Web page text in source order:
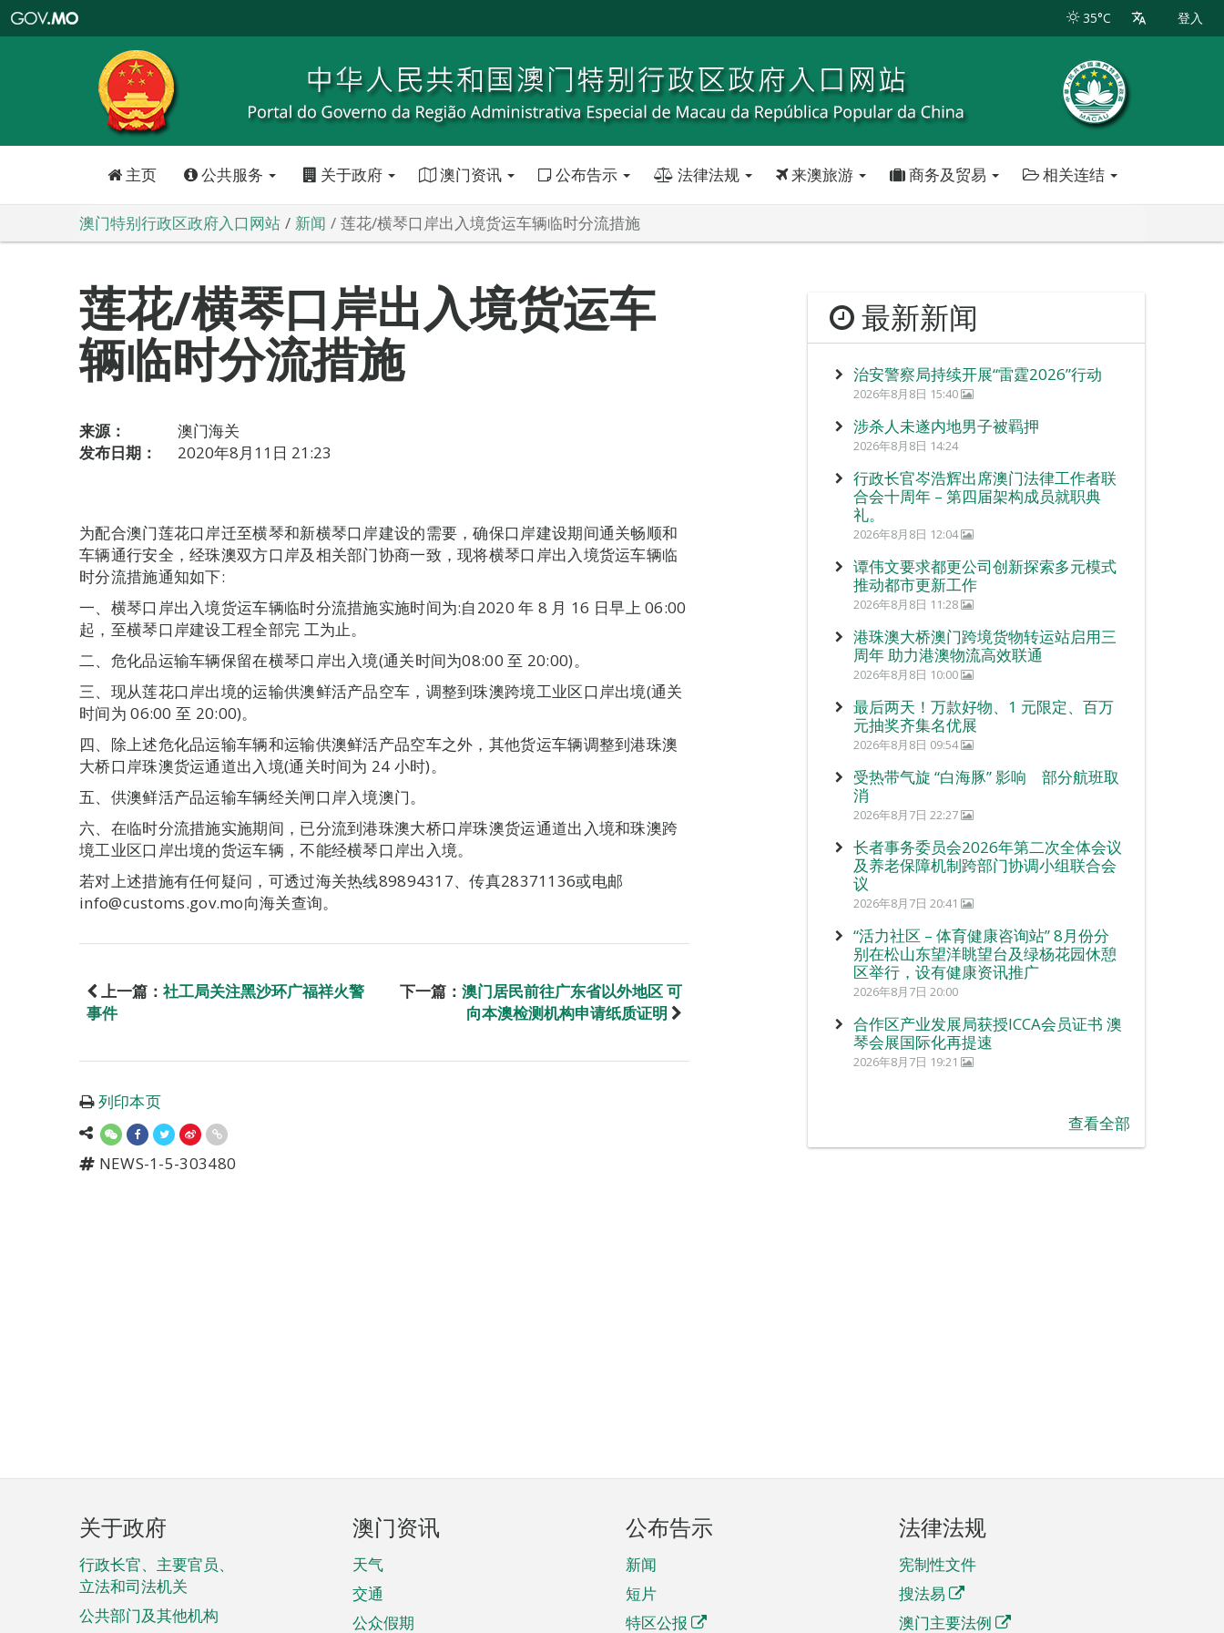
特
政
区
政
口
35°C 登入
主页 公共服务 关于政府 澳门资讯 公布告示 法律法规 来澳旅游 商务及贸易 相关连结
澳门特别行政区政府入口网站 新闻 莲花/横琴口岸出入境货运车辆临时分流措施
莲花/横琴口岸出入境货运车
辆临时分流措施
来源：
澳门海关
发布日期：
2020年8月11日 21:23
为配合澳门莲花口岸迁至横琴和新横琴口岸建设的需要，确保口岸建设期间通关畅顺和
车辆通行安全，经珠澳双方口岸及相关部门协商一致，现将横琴口岸出入境货运车辆临
时分流措施通知如下:
一、横琴口岸出入境货运车辆临时分流措施实施时间为:自2020 年 8 月 16 日早上 06:00
起，至横琴口岸建设工程全部完 工为止。
二、危化品运输车辆保留在横琴口岸出入境(通关时间为08:00 至 20:00)。
三、现从莲花口岸出境的运输供澳鲜活产品空车，调整到珠澳跨境工业区口岸出境(通关
时间为 06:00 至 20:00)。
四、除上述危化品运输车辆和运输供澳鲜活产品空车之外，其他货运车辆调整到港珠澳
大桥口岸珠澳货运通道出入境(通关时间为 24 小时)。
五、供澳鲜活产品运输车辆经关闸口岸入境澳门。
六、在临时分流措施实施期间，已分流到港珠澳大桥口岸珠澳货运通道出入境和珠澳跨
境工业区口岸出境的货运车辆，不能经横琴口岸出入境。
若对上述措施有任何疑问，可透过海关热线89894317、传真28371136或电邮
info@customs.gov.mo向海关查询。
上一篇： ​社工局关注黑沙环广福祥火警
事件
下一篇： 澳门居民前往广东省以外地区 可
向本澳检测机构申请纸质证明
列印本页
NEWS-1-5-303480
最新新闻
治安警察局持续开展“雷霆2026”行动
2026年8月8日 15:40
涉杀人未遂内地男子被羁押
2026年8月8日 14:24
行政长官岑浩辉出席澳门法律工作者联
合会十周年 – 第四届架构成员就职典
礼。
2026年8月8日 12:04
谭伟文要求都更公司创新探索多元模式
推动都市更新工作
2026年8月8日 11:28
港珠澳大桥澳门跨境货物转运站启用三
周年 助力港澳物流高效联通
2026年8月8日 10:00
最后两天！万款好物、1 元限定、百万
元抽奖齐集名优展
2026年8月8日 09:54
受热带气旋 “白海豚” 影响 部分航班取
消
2026年8月7日 22:27
长者事务委员会2026年第二次全体会议
及养老保障机制跨部门协调小组联合会
议
2026年8月7日 20:41
“活力社区 – 体育健康咨询站” 8月份分
别在松山东望洋眺望台及绿杨花园休憩
区举行，设有健康资讯推广
2026年8月7日 20:00
合作区产业发展局获授ICCA会员证书 澳
琴会展国际化再提速
2026年8月7日 19:21
查看全部
页
脚
菜
单
关于政府
行政长官、主要官员、
立法和司法机关
公共部门及其他机构
澳门资讯
天气
交通
公众假期
公布告示
新闻
短片
特区公报
法律法规
宪制性文件
搜法易
澳门主要法例